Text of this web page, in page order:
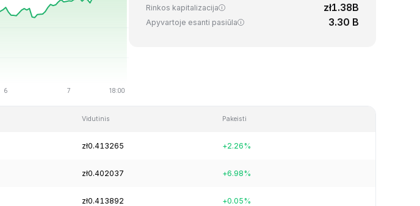
Rinkos kapitalizacija zł1.38B
Apyvartoje esanti pasiūla 3.30 B
Vidutinis Pakeisti
zł0.413265 +2.26%
zł0.402037 +6.98%
zł0.413892 +0.05%